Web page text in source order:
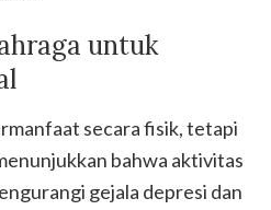
untuk
secara fisik, tetapi
bahwa aktivitas
gejala depresi dan